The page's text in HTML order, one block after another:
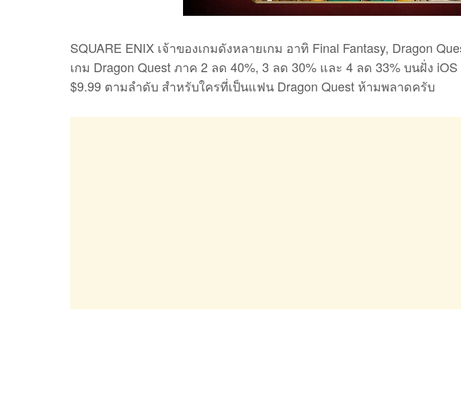
SQUARE ENIX เจ้าของเกมดังหลายเกม อาทิ Final Fantasy, Dragon
เกม Dragon Quest ภาค 2 ลด 40%, 3 ลด 30% และ 4 ลด 33% บนฝั่ง
$9.99 ตามลำดับ สำหรับใครที่เป็นแฟน Dragon Quest ห้ามพลาดครับ